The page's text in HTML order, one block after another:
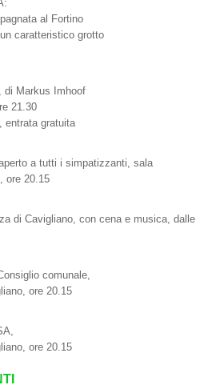
al Fortino
caratteristico grotto
di Markus Imhoof
21.30
entrata gratuita
a tutti i simpatizzanti, sala
ore 20.15
di Cavigliano, con cena e musica, dalle
comunale,
ore 20.15
ore 20.15